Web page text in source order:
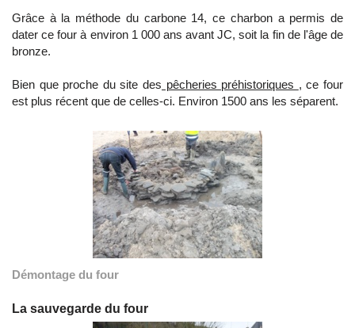
Grâce à la méthode du carbone 14, ce charbon a permis de
dater ce four à environ 1 000 ans avant JC, soit la fin de l'âge de
bronze.
Bien que proche du site des pêcheries préhistoriques , ce four
est plus récent que de celles-ci. Environ 1500 ans les séparent.
Démontage du four
La sauvegarde du four